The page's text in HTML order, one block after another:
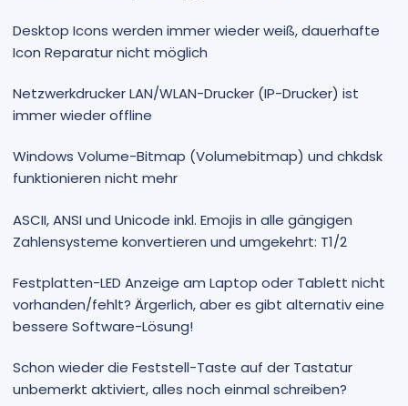
Desktop Icons werden immer wieder weiß, dauerhafte
Icon Reparatur nicht möglich
Netzwerkdrucker LAN/WLAN-Drucker (IP-Drucker) ist
immer wieder offline
Windows Volume-Bitmap (Volumebitmap) und chkdsk
funktionieren nicht mehr
ASCII, ANSI und Unicode inkl. Emojis in alle gängigen
Zahlensysteme konvertieren und umgekehrt: T1/2
Festplatten-LED Anzeige am Laptop oder Tablett nicht
vorhanden/fehlt? Ärgerlich, aber es gibt alternativ eine
bessere Software-Lösung!
Schon wieder die Feststell-Taste auf der Tastatur
unbemerkt aktiviert, alles noch einmal schreiben?